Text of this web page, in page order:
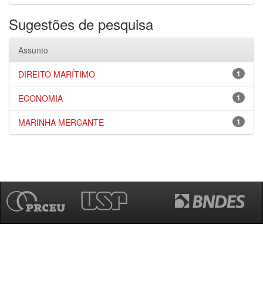
Sugestões de pesquisa
Assunto
1
DIREITO MARÍTIMO
1
ECONOMIA
1
MARINHA MERCANTE